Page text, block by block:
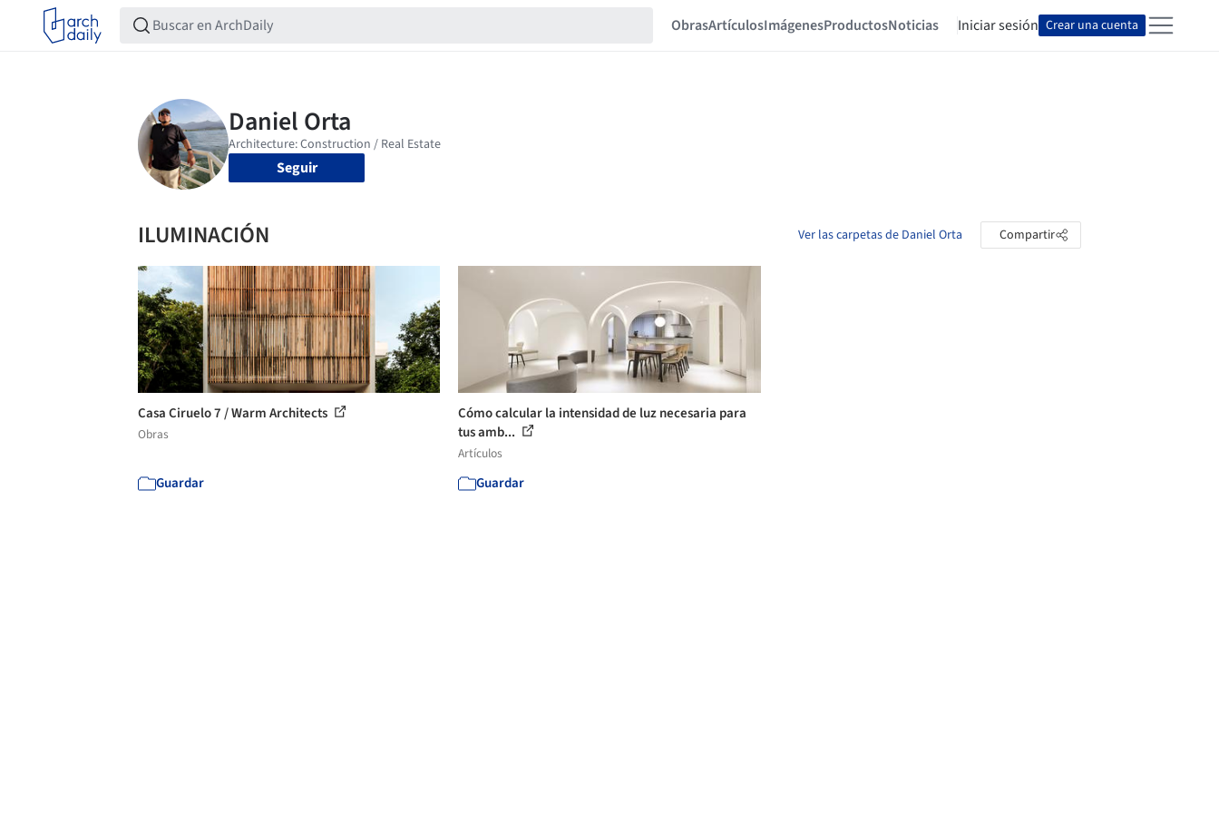
ObrasArtículosImágenesProductosNoticias Iniciar sesión Crear una cuenta
Seguir
ILUMINACIÓN Ver las carpetas de Daniel Orta Compartir
Casa Ciruelo 7 / Warm Architects
Obras
Guardar
Cómo calcular la intensidad de luz necesaria para
tus amb...
Artículos
Guardar